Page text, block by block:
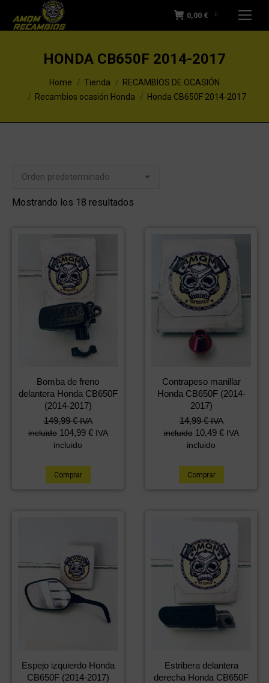
0,00 € 0
HONDA CB650F 2014-2017
You are here:Home Tienda
RECAMBIOS DE OCASIÓN
Recambios ocasión Honda
Honda CB650F 2014-2017
Mostrando los 18 resultados
Bomba de freno
delantera Honda CB650F
(2014-2017)
149,99€ IVA
incluido 104,99 € IVA
incluido
Comprar
Contrapeso manillar
Honda CB650F (2014-
2017)
14,99€ IVA
incluido 10,49 € IVA
incluido
Comprar
Espejo izquierdo Honda
CB650F (2014-2017)
Estribera delantera
derecha Honda CB650F